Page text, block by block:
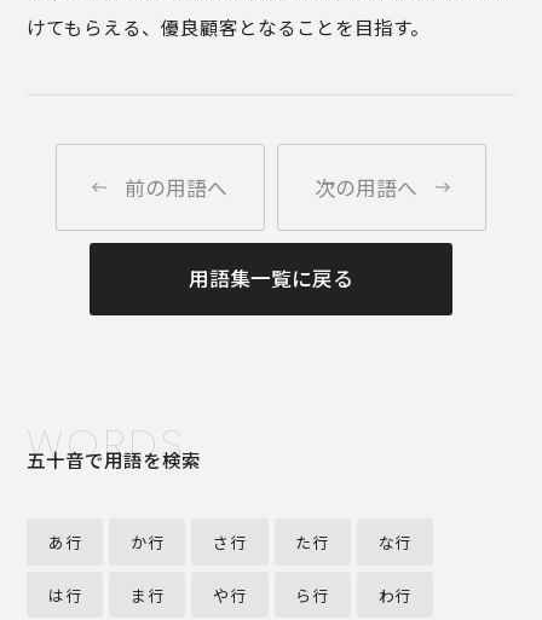
けてもらえる、優良顧客となることを目指す。
前の用語へ 次の用語へ
用語集一覧に戻る
WORDS
五十音で用語を検索
あ行 か行 さ行 た行 な行
は行 ま行 や行 ら行 わ行